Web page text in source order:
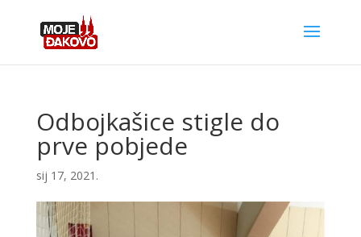
Odbojkašice stigle do
prve pobjede
sij 17, 2021.